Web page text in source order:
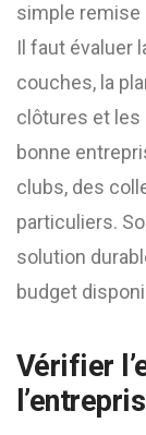
simple remise
Il faut évaluer
couches, la
clôtures et les
bonne
clubs, des
particuliers.
solution
budget
Vérifier